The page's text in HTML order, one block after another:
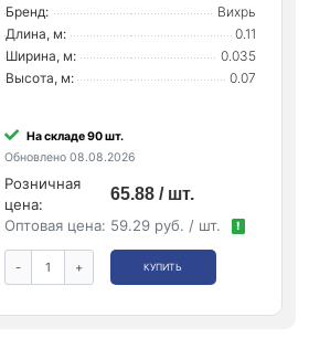
Бренд:
Вихрь
Длина, м:
0.11
Ширина, м:
0.035
Высота, м:
0.07
На складе 90 шт.
Обновлено 08.08.2026
Розничная
цена:
65.88 / шт.
Оптовая цена: 59.29 руб. / шт. !
- + КУПИТЬ